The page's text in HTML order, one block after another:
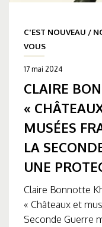
C'EST NOUVEAU /
VOUS
17 mai 2024
CLAIRE
«
MUSÉES
LA
UNE
Claire Bonnotte
« Châteaux et
Seconde Guerre